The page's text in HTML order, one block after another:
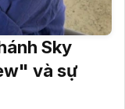
Sky
và sự